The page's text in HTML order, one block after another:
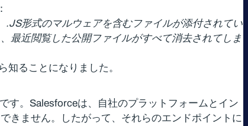
.JS形式のマルウェアを含むファイルが添付されてい
最近閲覧した公開ファイルがすべて消去されてしま
ることになりました。
す。Salesforceは、自社のプラットフォームとイン
きません。したがって、それらのエンドポイントに